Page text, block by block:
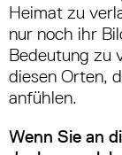
Heimat zu
nur noch ihr
Bedeutung zu
diesen Orten,
anfühlen.
Wenn Sie an